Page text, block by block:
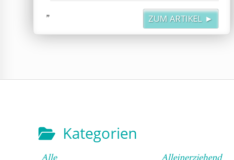
„13. Geburtstag“
weiterlesenZUM ARTIKEL ►
Kategorien
Alle Alleinerziehend